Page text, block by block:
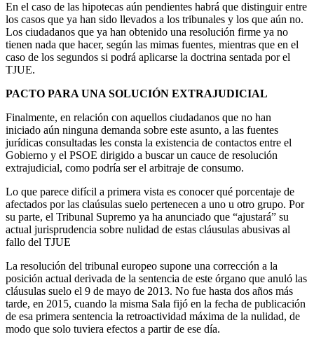
En el caso de las hipotecas aún pendientes habrá que distinguir entre
los casos que ya han sido llevados a los tribunales y los que aún no.
Los ciudadanos que ya han obtenido una resolución firme ya no
tienen nada que hacer, según las mimas fuentes, mientras que en el
caso de los segundos si podrá aplicarse la doctrina sentada por el
TJUE.
PACTO PARA UNA SOLUCIÓN EXTRAJUDICIAL
Finalmente, en relación con aquellos ciudadanos que no han
iniciado aún ninguna demanda sobre este asunto, a las fuentes
jurídicas consultadas les consta la existencia de contactos entre el
Gobierno y el PSOE dirigido a buscar un cauce de resolución
extrajudicial, como podría ser el arbitraje de consumo.
Lo que parece difícil a primera vista es conocer qué porcentaje de
afectados por las claúsulas suelo pertenecen a uno u otro grupo. Por
su parte, el Tribunal Supremo ya ha anunciado que “ajustará” su
actual jurisprudencia sobre nulidad de estas cláusulas abusivas al
fallo del TJUE
La resolución del tribunal europeo supone una corrección a la
posición actual derivada de la sentencia de este órgano que anuló las
cláusulas suelo el 9 de mayo de 2013. No fue hasta dos años más
tarde, en 2015, cuando la misma Sala fijó en la fecha de publicación
de esa primera sentencia la retroactividad máxima de la nulidad, de
modo que solo tuviera efectos a partir de ese día.